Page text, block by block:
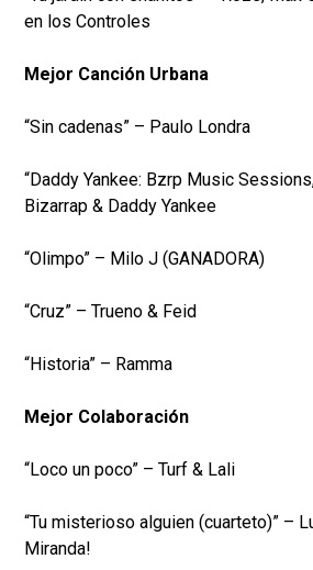
en los Controles
Mejor Canción Urbana
“Sin cadenas” – Paulo Londra
“Daddy Yankee: Bzrp Music
Bizarrap & Daddy Yankee
“Olimpo” – Milo J (GANADORA)
“Cruz” – Trueno & Feid
“Historia” – Ramma
Mejor Colaboración
“Loco un poco” – Turf & Lali
“Tu misterioso alguien (cuarteto)” –
Miranda!